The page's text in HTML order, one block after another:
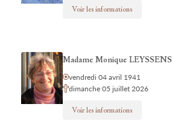
Voir les informations
Madame Monique LEYSSENS
vendredi 04 avril 1941
dimanche 05 juillet 2026
Voir les informations